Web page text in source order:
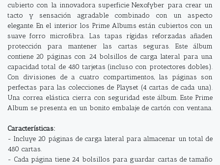
cubierto con la innovadora superficie Nexofyber para crear un
tacto y sensación agradable combinado con un aspecto
elegante. En el interior los Prime Albums están cubiertos con un
suave forro microﬁbra. Las tapas rígidas reforzadas añaden
protección para mantener las cartas seguras. Este álbum
contiene 20 páginas con 24 bolsillos de carga lateral para una
capacidad total de 480 tarjetas (incluso con protectores dobles).
Con divisiones de a cuatro compartimentos, las páginas son
perfectas para las colecciones de Playset (4 cartas de cada una).
Una correa elástica cierra con seguridad este álbum. Este Prime
Album se presenta en un bonito embalaje de cartón con ventana.
Características:
- Incluye 20 páginas de carga lateral para almacenar un total de
480 cartas.
- Cada página tiene 24 bolsillos para guardar cartas de tamaño